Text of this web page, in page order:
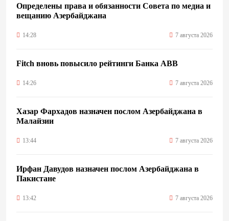
Определены права и обязанности Совета по медиа и
вещанию Азербайджана
14:28 7 августа 2026
Fitch вновь повысило рейтинги Банка ABB
14:26 7 августа 2026
Хазар Фархадов назначен послом Азербайджана в
Малайзии
13:44 7 августа 2026
Ирфан Давудов назначен послом Азербайджана в
Пакистане
13:42 7 августа 2026